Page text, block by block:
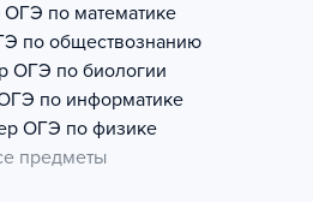
ОГЭ по математике
по обществознанию
ОГЭ по биологии
по информатике
ОГЭ по физике
предметы